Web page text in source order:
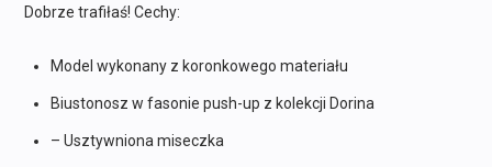
Dobrze trafiłaś! Cechy:
Model wykonany z koronkowego materiału
Biustonosz w fasonie push-up z kolekcji Dorina
– Usztywniona miseczka